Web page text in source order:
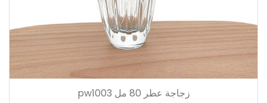
زجاجة عطر 80 مل pw1003